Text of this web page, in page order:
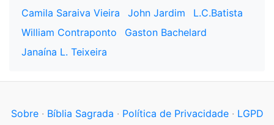
Camila Saraiva Vieira
John Jardim
L.C.Batista
William Contraponto
Gaston Bachelard
Janaína L. Teixeira
Sobre· Bíblia Sagrada · Política de Privacidade· LGPD